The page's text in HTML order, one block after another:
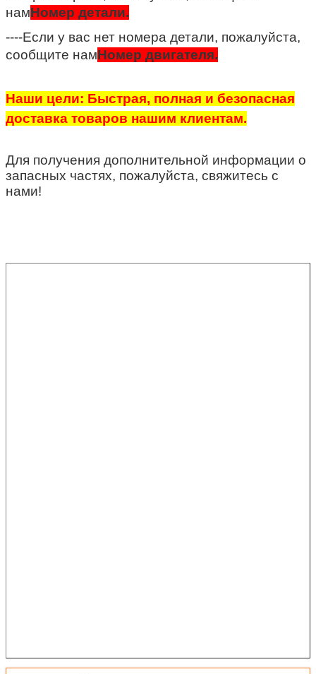
намНомер детали.
----Если у вас нет номера детали, пожалуйста,
сообщите намНомер двигателя.
Наши цели: Быстрая, полная и безопасная
доставка товаров нашим клиентам.
Для получения дополнительной информации о
запасных частях, пожалуйста, свяжитесь с
нами!